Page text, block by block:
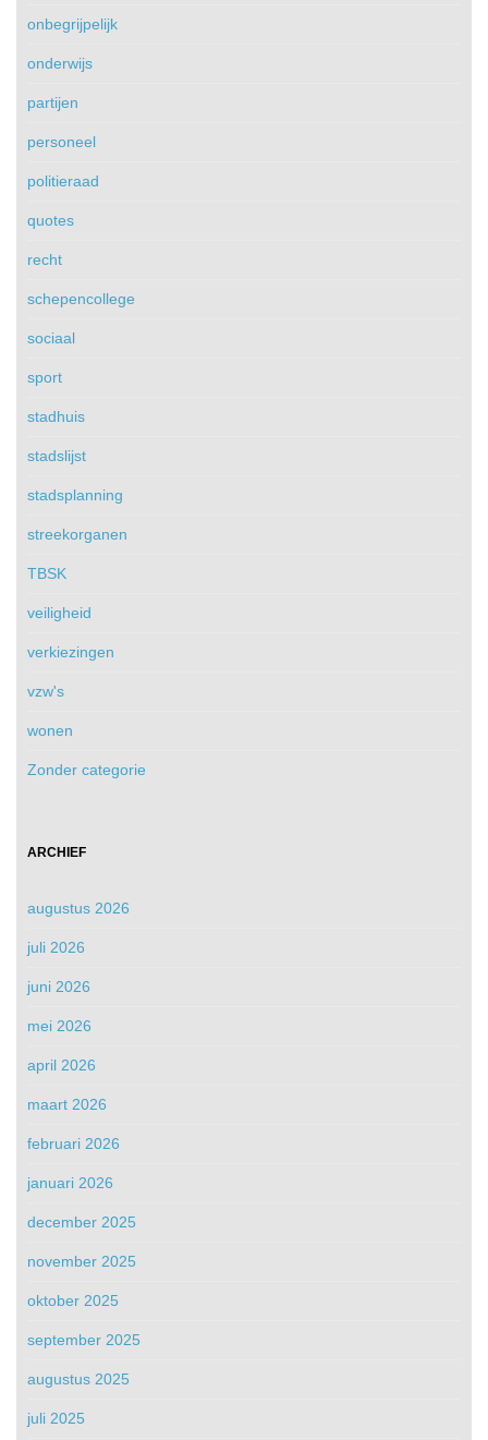
onbegrijpelijk
onderwijs
partijen
personeel
politieraad
quotes
recht
schepencollege
sociaal
sport
stadhuis
stadslijst
stadsplanning
streekorganen
TBSK
veiligheid
verkiezingen
vzw's
wonen
Zonder categorie
ARCHIEF
augustus 2026
juli 2026
juni 2026
mei 2026
april 2026
maart 2026
februari 2026
januari 2026
december 2025
november 2025
oktober 2025
september 2025
augustus 2025
juli 2025